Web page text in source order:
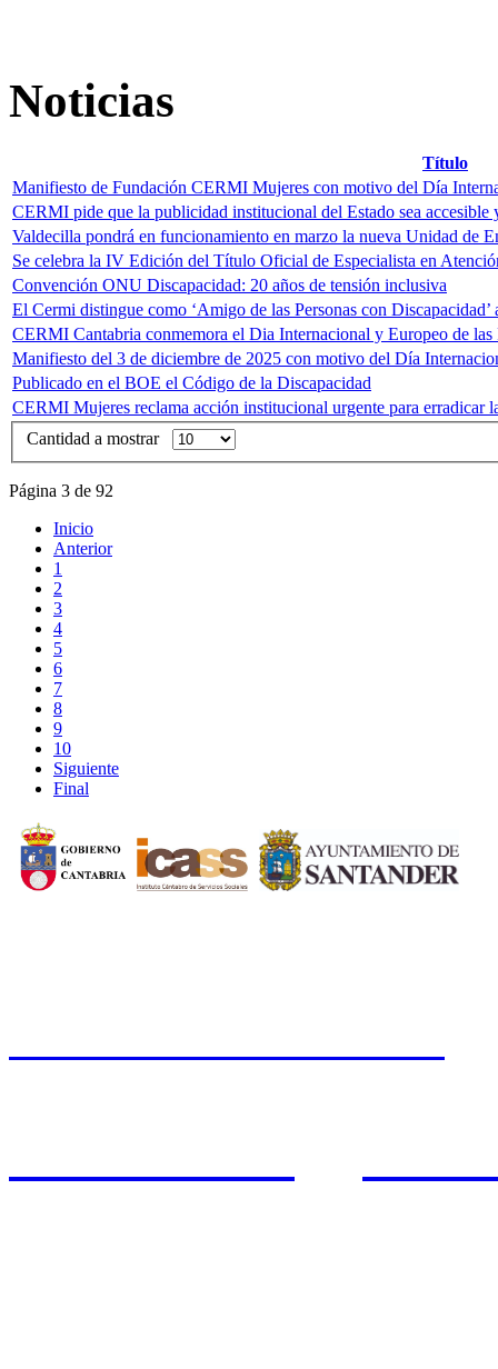
Noticias
Título
Manifiesto de Fundación CERMI Mujeres con motivo del Día
CERMI pide que la publicidad institucional del Estado sea accesible
Valdecilla pondrá en funcionamiento en marzo la nueva Unidad de
Se celebra la IV Edición del Título Oficial de Especialista en
Convención ONU Discapacidad: 20 años de tensión inclusiva
El Cermi distingue como ‘Amigo de las Personas con
CERMI Cantabria conmemora el Dia Internacional y Europeo de las
Manifiesto del 3 de diciembre de 2025 con motivo del Día
Publicado en el BOE el Código de la Discapacidad
CERMI Mujeres reclama acción institucional urgente para erradicar
Cantidad a mostrar
Página 3 de 92
Inicio
Anterior
1
2
3
4
5
6
7
8
9
10
Siguiente
Final